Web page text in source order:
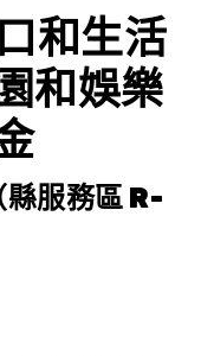
和生活
和娛樂
服務區 R-